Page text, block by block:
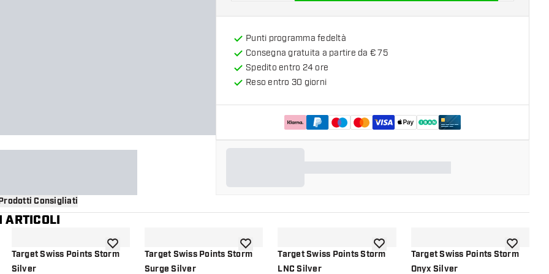
Punti programma fedeltà
Consegna gratuita a partire da € 75
Spedito entro 24 ore
Reso entro 30 giorni
Consigliati
ARTICOLI
alla lista dei desideri
Target Swiss Points Storm
Silver
aggiungi alla lista dei desideri
Target Swiss Points Storm
Surge Silver
aggiungi alla lista dei desideri
Target Swiss Points Storm
LNC Silver
aggiungi alla lista dei desideri
Target Swiss Points Storm
Onyx Silver
aggiungi